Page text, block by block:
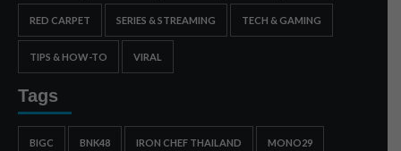
RED CARPET SERIES & STREAMING TECH & GAMING
TIPS & HOW-TO VIRAL
Tags
BIGC BNK48 IRON CHEF THAILAND MONO29